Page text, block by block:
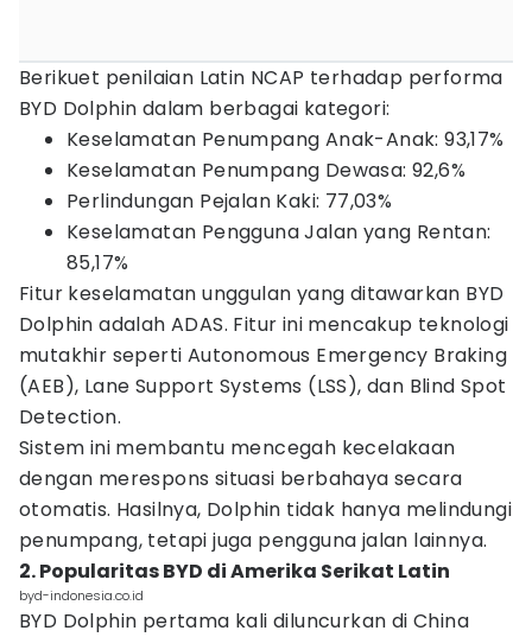
Berikuet penilaian Latin NCAP terhadap performa
BYD Dolphin dalam berbagai kategori:
Keselamatan Penumpang Anak-Anak: 93,17%
Keselamatan Penumpang Dewasa: 92,6%
Perlindungan Pejalan Kaki: 77,03%
Keselamatan Pengguna Jalan yang Rentan:
85,17%
Fitur keselamatan unggulan yang ditawarkan BYD
Dolphin adalah ADAS. Fitur ini mencakup teknologi
mutakhir seperti Autonomous Emergency Braking
(AEB), Lane Support Systems (LSS), dan Blind Spot
Detection.
Sistem ini membantu mencegah kecelakaan
dengan merespons situasi berbahaya secara
otomatis. Hasilnya, Dolphin tidak hanya melindungi
penumpang, tetapi juga pengguna jalan lainnya.
2. Popularitas BYD di Amerika Serikat Latin
byd-indonesia.co.id
BYD Dolphin pertama kali diluncurkan di China